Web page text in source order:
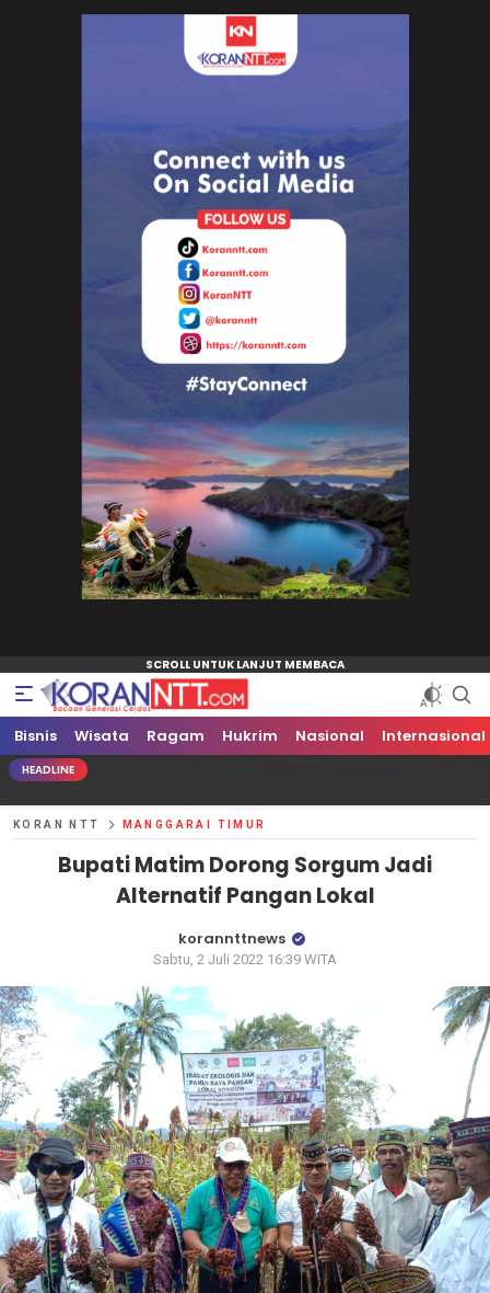
Koran NTT
Bacaan Generasi Cerdas
Bisnis Wisata Ragam Hukrim Nasional Internasional
HEADLINE
KORAN NTT MANGGARAI TIMUR
Bupati Matim Dorong Sorgum Jadi
Alternatif Pangan Lokal
korannttnews
Sabtu, 2 Juli 2022 16:39 WITA